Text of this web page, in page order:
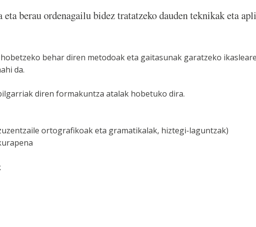
berau ordenagailu bidez tratatzeko dauden teknikak eta
behar diren metodoak eta gaitasunak garatzeko
da.
diren formakuntza atalak hobetuko dira.
ortografikoak eta gramatikalak, hiztegi-laguntzak)